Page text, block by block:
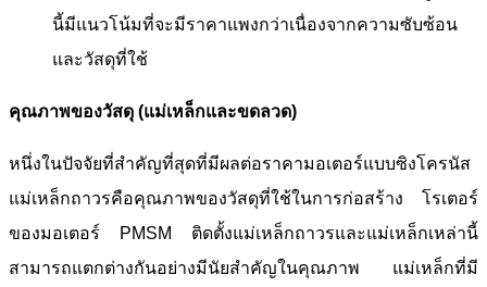
นี้มีแนวโน้มที่จะมีราคาแพงกว่าเนื่องจากความซับซ้อน
และวัสดุที่ใช้
คุณภาพของวัสดุ (แม่เหล็กและขดลวด)
หนึ่งในปัจจัยที่สำคัญที่สุดที่มีผลต่อราคามอเตอร์แบบซิงโครนัส
แม่เหล็กถาวรคือคุณภาพของวัสดุที่ใช้ในการก่อสร้าง โรเตอร์
ของมอเตอร์ PMSM ติดตั้งแม่เหล็กถาวรและแม่เหล็กเหล่านี้
สามารถแตกต่างกันอย่างมีนัยสำคัญในคุณภาพ แม่เหล็กที่มี